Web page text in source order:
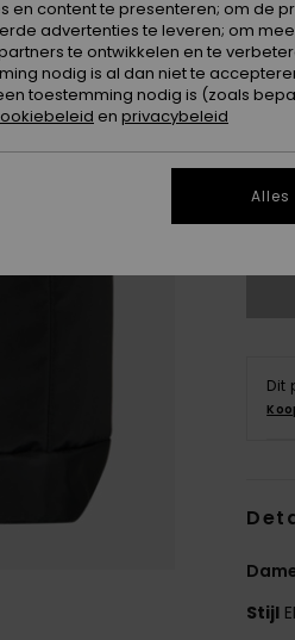
Dit
Stijl
content te presenteren; om de
advertenties te leveren; om
te ontwikkelen en te
nodig is al dan niet te
toestemming nodig is (zoals
en privacybeleid
Alles